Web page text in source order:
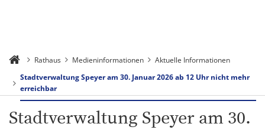
Rathaus Medieninformationen
Aktuelle Informationen
Stadtverwaltung Speyer am 30. Januar 2026 ab 12 Uhr nicht mehr
erreichbar
Stadtverwaltung Speyer am 30.